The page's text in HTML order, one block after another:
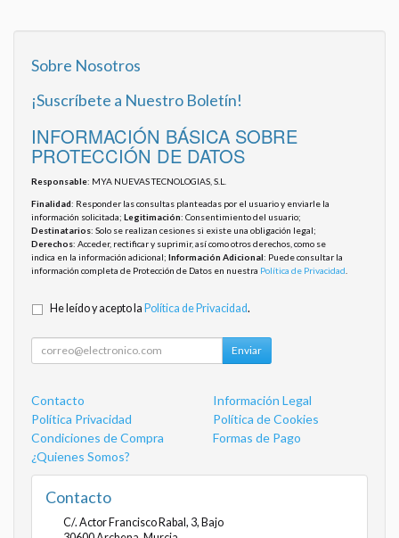
Sobre Nosotros
¡Suscríbete a Nuestro Boletín!
INFORMACIÓN BÁSICA SOBRE
PROTECCIÓN DE DATOS
Responsable: MYA NUEVAS TECNOLOGIAS, S.L.
Finalidad: Responder las consultas planteadas por el usuario y enviarle la
información solicitada; Legitimación: Consentimiento del usuario;
Destinatarios: Solo se realizan cesiones si existe una obligación legal;
Derechos: Acceder, rectificar y suprimir, así como otros derechos, como se
indica en la información adicional; Información Adicional: Puede consultar la
información completa de Protección de Datos en nuestra Política de Privacidad
He leído y acepto la Política de Privacidad.
Enviar
Contacto
Información Legal
Política Privacidad
Política de Cookies
Condiciones de Compra
Formas de Pago
¿Quienes Somos?
Contacto
C/. Actor Francisco Rabal, 3, Bajo